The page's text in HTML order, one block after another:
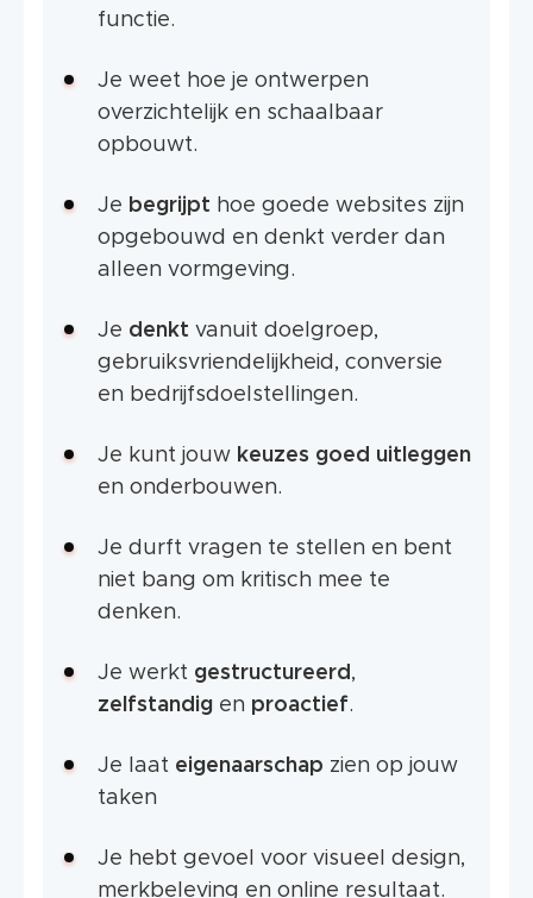
functie.
Je weet hoe je ontwerpen
overzichtelijk en schaalbaar
opbouwt.
Je begrijpt hoe goede websites zijn
opgebouwd en denkt verder dan
alleen vormgeving.
Je denkt vanuit doelgroep,
gebruiksvriendelijkheid, conversie
en bedrijfsdoelstellingen.
Je kunt jouw keuzes goed uitleggen
en onderbouwen.
Je durft vragen te stellen en bent
niet bang om kritisch mee te
denken.
Je werkt gestructureerd ,
zelfstandig en proactief.
Je laat eigenaarschap zien op jouw
taken
Je hebt gevoel voor visueel design,
merkbeleving en online resultaat.